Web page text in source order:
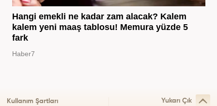
Hangi emekli ne kadar zam alacak? Kalem
kalem yeni maaş tablosu! Memura yüzde 5
fark
Haber7
Kullanım Şartları Yukarı Çık